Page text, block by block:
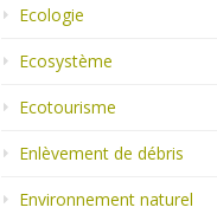
Ecologie
Ecosystème
Ecotourisme
Enlèvement de débris
Environnement naturel